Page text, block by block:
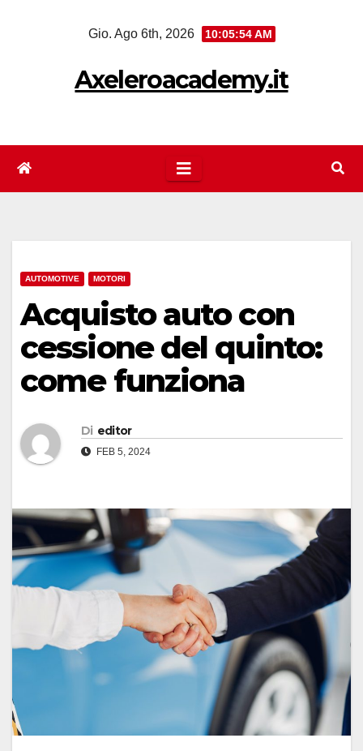
Gio. Ago 6th, 2026 10:05:55 AM
Axeleroacademy.it
AUTOMOTIVE MOTORI
Acquisto auto con
cessione del quinto:
come funziona
Di editor
FEB 5, 2024